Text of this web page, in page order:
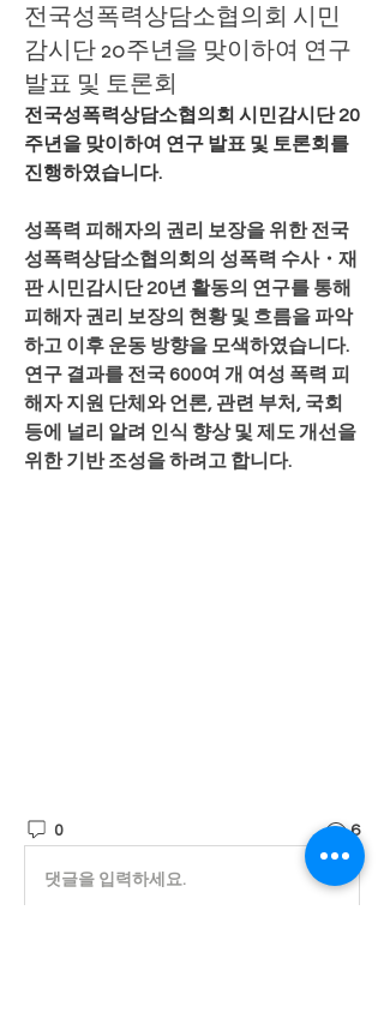
전국성폭력상담소협의회 시민
감시단 20주년을 맞이하여 연구
발표 및 토론회
전국성폭력상담소협의회 시민감시단 20
주년을 맞이하여 연구 발표 및 토론회를
진행하였습니다.
성폭력 피해자의 권리 보장을 위한 전국
성폭력상담소협의회의 성폭력 수사・재
판 시민감시단 20년 활동의 연구를 통해
피해자 권리 보장의 현황 및 흐름을 파악
하고 이후 운동 방향을 모색하였습니다.
연구 결과를 전국 600여 개 여성 폭력 피
해자 지원 단체와 언론, 관련 부처, 국회
등에 널리 알려 인식 향상 및 제도 개선을
위한 기반 조성을 하려고 합니다.
0 6
댓글을 입력하세요.